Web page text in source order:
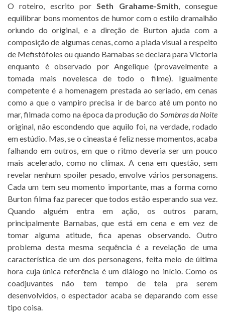
O roteiro, escrito porSeth Grahame-Smith, consegue
equilibrar bons momentos de humor com o estilo dramalhão
oriundo do original, e a direção de Burton ajuda com a
composição de algumas cenas, como a piada visual a respeito
de Mefistófoles ou quando Barnabas se declara para Victoria
enquanto é observado por Angelique (provavelmente a
tomada mais novelesca de todo o filme). Igualmente
competente é a homenagem prestada ao seriado, em cenas
como a que o vampiro precisa ir de barco até um ponto no
mar, filmada como na época da produção do Sombras da Noite
original, não escondendo que aquilo foi, na verdade, rodado
em estúdio. Mas, se o cineasta é feliz nesse momentos, acaba
falhando em outros, em que o ritmo deveria ser um pouco
mais acelerado, como no clímax. A cena em questão, sem
revelar nenhum spoiler pesado, envolve vários personagens.
Cada um tem seu momento importante, mas a forma como
Burton filma faz parecer que todos estão esperando sua vez.
Quando alguém entra em ação, os outros param,
principalmente Barnabas, que está em cena e em vez de
tomar alguma atitude, fica apenas observando. Outro
problema desta mesma sequência é a revelação de uma
característica de um dos personagens, feita meio de última
hora cuja única referência é um diálogo no início. Como os
coadjuvantes não tem tempo de tela pra serem
desenvolvidos, o espectador acaba se deparando com esse
tipo coisa.